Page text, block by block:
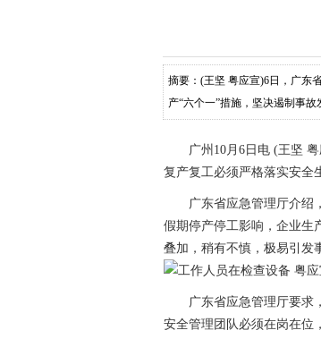
摘要：(王坚 粤应宣)6日，广东
产“六个一”措施，坚决遏制事故
广州10月6日电 (王坚 粤
复产复工必须严格落实安全
广东省应急管理厅介绍，
假期停产停工影响，企业生
叠加，稍有不慎，极易引发
广东省应急管理厅要求，
安全管理团队必须在岗在位